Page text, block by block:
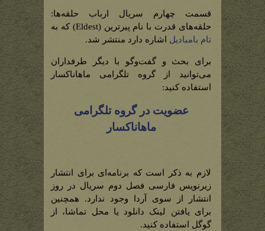
قسمت چهارم سریال ارباب حلقه‌ها:
حلقه‌های قدرت با نام پیرترین (Eldest) که به
تام بامبادیل اشاره دارد منتشر شد.
برای بحث و گفت‌وگو با دیگر طرفداران
می‌توانید از گروه تلگرامی ماهاناکسار
استفاده کنید:
عضویت در گروه تلگرامی
ماهاناکسار
لازم به ذکر است که برنامه‌ای برای انتشار
زیرنویس فارسی فصل دوم سریال در روز
انتشار از سوی آردا وجود ندارد. همچنین
برای یافتن لینک دانلود یا محل تماشا، از
گوگل استفاده کنید.